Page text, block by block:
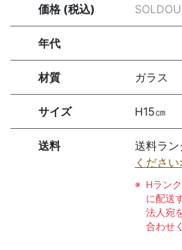
価格 (税込)
年代
材質 ガラス
サイズ H15㎝
送料 送料ラ
ください
Hラン
に配送
法人宛
合わせ